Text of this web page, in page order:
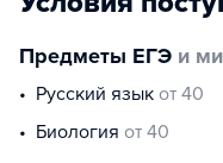
Предметы ЕГЭ и
русский язык от 40
биология от 40